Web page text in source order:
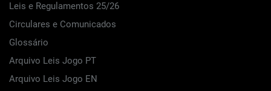
Leis e Regulamentos 25/26
Circulares e Comunicados
Glossário
Arquivo Leis Jogo PT
Arquivo Leis Jogo EN